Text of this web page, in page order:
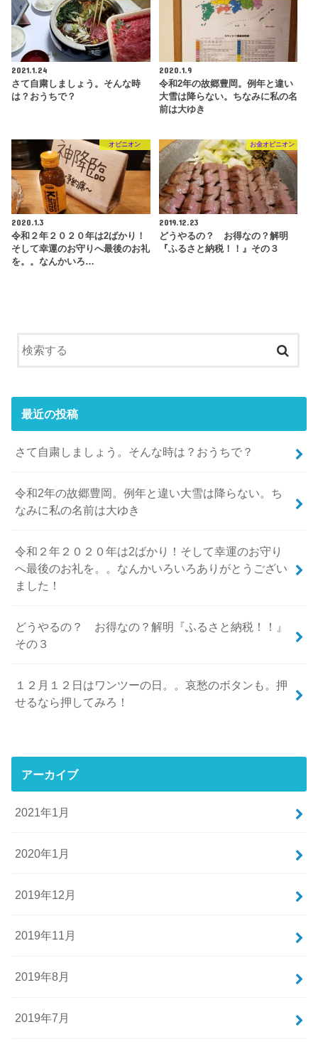
2021.1.24
さて自粛しましょう。そんな時
は？おうちで？
2020.1.9
令和2年の故郷豊岡。例年と違い
大雪は降らない。ちなみに私の名
前は大ゆき
オピニオン
2020.1.3
令和２年２０２０年は2ばかり！
そして幸運のお守りへ最後のお礼
を。。なんかいろ…
お金オピニオン
2019.12.23
どうやるの？ お得なの？解明
『ふるさと納税！！』その３
最近の投稿
さて自粛しましょう。そんな時は？おうちで？
令和2年の故郷豊岡。例年と違い大雪は降らない。ち
なみに私の名前は大ゆき
令和２年２０２０年は2ばかり！そして幸運のお守り
へ最後のお礼を。。なんかいろいろありがとうござい
ました！
どうやるの？ お得なの？解明『ふるさと納税！！』
その３
１２月１２日はワンツーの日。。哀愁のボタンも。押
せるなら押してみろ！
アーカイブ
2021年1月
2020年1月
2019年12月
2019年11月
2019年8月
2019年7月